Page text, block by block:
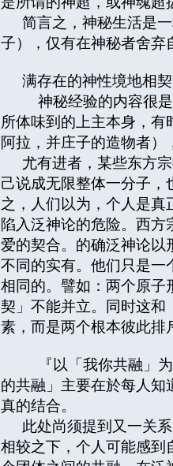
简言之，神秘生活是
子），仅有在神秘者舍弃
满存在的神性境地相
神秘经验的内容很是
所体味到的上主本身，
阿拉，并庄子的造物者）
尤有进者，某些东方
己说成无限整体一分子
之，人们以为，个人是
陷入泛神论的危险。西
爱的契合。的确泛神论以
不同的实有。他们只是一
相同的。譬如：两个原子
契」不能并立。同时这和
素，而是两个根本彼此排
『以「我你共融」为
的共融」主要在於每人
真的结合。
此处尚须提到又一关
相较之下，个人可能感到